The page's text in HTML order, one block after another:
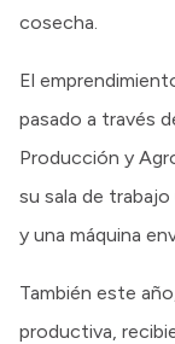
cosecha.
El
pasado a través
Producción y
su sala de
y una máquina
También este
productiva,